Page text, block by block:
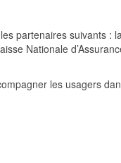
partenaires suivants :
Nationale
les usagers